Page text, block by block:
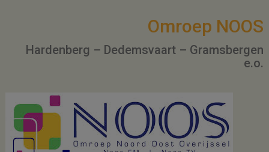
Omroep NOOS
Hardenberg – Dedemsvaart – Gramsbergen
e.o.